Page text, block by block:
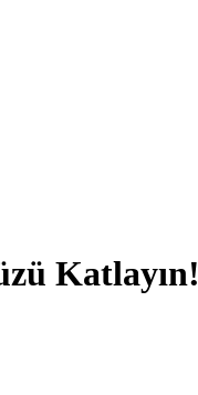
Katlayın!